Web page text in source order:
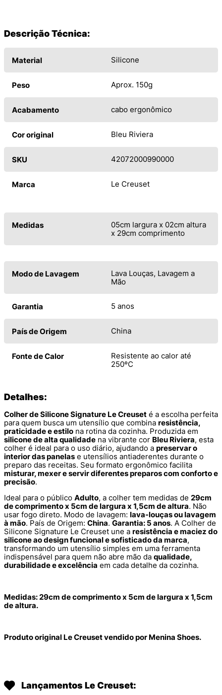
Descrição Técnica:
Material Silicone
Peso Aprox. 150g
Acabamento cabo ergonômico
Cor original Bleu Riviera
SKU 42072000990000
Marca Le Creuset
Medidas
05cm largura x 02cm altura
x 29cm comprimento
Modo de Lavagem
Lava Louças, Lavagem a
Mão
Garantia 5 anos
País de Origem China
Fonte de Calor
Resistente ao calor até
250ºC
Detalhes:
Colher de Silicone Signature Le Creuset é a escolha perfeita
para quem busca um utensílio que combina resistência,
praticidade e estilo na rotina da cozinha. Produzida em
silicone de alta qualidade na vibrante cor Bleu Riviera, esta
colher é ideal para o uso diário, ajudando a preservar o
interior das panelas e utensílios antiaderentes durante o
preparo das receitas. Seu formato ergonômico facilita
misturar, mexer e servir diferentes preparos com conforto e
precisão.
Ideal para o público Adulto, a colher tem medidas de 29cm
de comprimento x 5cm de largura x 1,5cm de altura. Não
usar fogo direto. Modo de lavagem: lava-louças ou lavagem
à mão. País de Origem: China. Garantia: 5 anos. A Colher de
Silicone Signature Le Creuset une a resistência e maciez do
silicone ao design funcional e sofisticado da marca,
transformando um utensílio simples em uma ferramenta
indispensável para quem não abre mão da qualidade,
durabilidade e excelência em cada detalhe da cozinha.
Medidas: 29cm de comprimento x 5cm de largura x 1,5cm
de altura.
Produto original Le Creuset vendido por Menina Shoes.
Lançamentos Le Creuset: